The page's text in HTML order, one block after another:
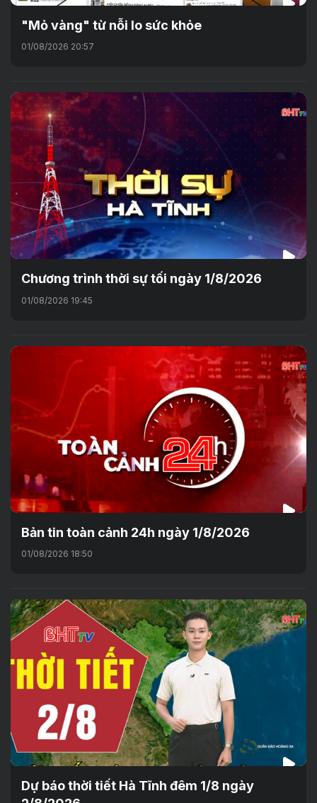
"Mỏ vàng" từ nỗi lo sức khỏe
01/08/2026 20:57
Chương trình thời sự tối ngày 1/8/2026
01/08/2026 19:45
Bản tin toàn cảnh 24h ngày 1/8/2026
01/08/2026 18:50
Dự báo thời tiết Hà Tĩnh đêm 1/8 ngày